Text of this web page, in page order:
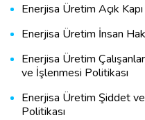
Enerjisa Üretim Açık
Enerjisa Üretim İnsan
Enerjisa Üretim
ve İşlenmesi Politikası
Enerjisa Üretim Şiddet ve
Politikası